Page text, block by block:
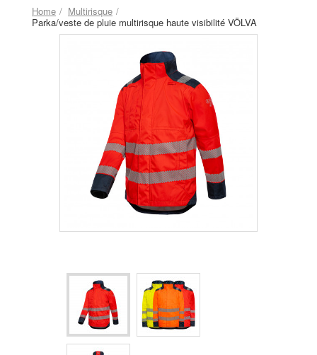
Home
Multirisque
Parka/veste de pluie multirisque haute visibilité VÖLVA